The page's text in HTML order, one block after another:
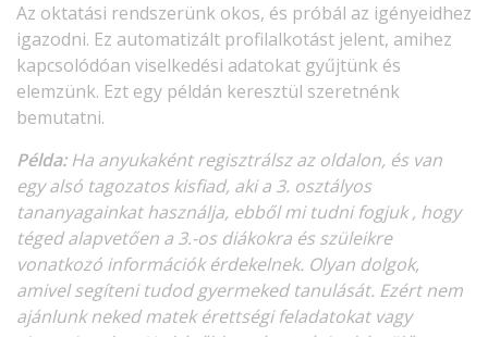
Az oktatási rendszerünk okos, és próbál az igényeidhez
igazodni. Ez automatizált profilalkotást jelent, amihez
kapcsolódóan viselkedési adatokat gyűjtünk és
elemzünk. Ezt egy példán keresztül szeretnénk
bemutatni.
Példa:Ha anyukaként regisztrálsz az oldalon, és van
egy alsó tagozatos kisfiad, aki a 3. osztályos
tananyagainkat használja, ebből mi tudni fogjuk , hogy
téged alapvetően a 3.-os diákokra és szüleikre
vonatkozó információk érdekelnek. Olyan dolgok,
amivel segíteni tudod gyermeked tanulását. Ezért nem
ajánlunk neked matek érettségi feladatokat vagy